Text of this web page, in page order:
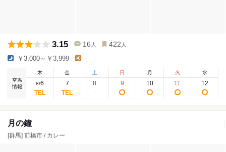
3.15 16 人 422 人
￥3,000～￥3,999 -
空席
情報
木
8/6
金
7
土
8
日
9
月
10
火
11
水
12
月の鐘
[群馬] 前橋市 / カレー